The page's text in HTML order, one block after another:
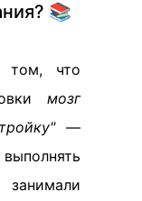
📚
том, что
мозг
—